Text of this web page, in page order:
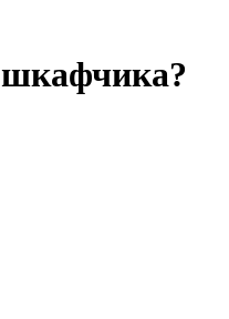
шкафчика?